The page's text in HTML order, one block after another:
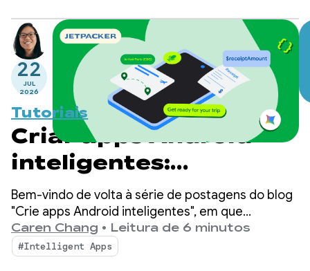
22
JUL
2026
Tutoriais
Criar apps Android
inteligentes:
inferência no
dispositivo
Bem-vindo de volta à série de postagens do blog
"Crie apps Android inteligentes", em que
pegamos um app Android básico e o
transformamos em uma experiência
personalizada, inteligente e com agentes. Na
Caren Chang • Leitura de 6 minutos
#Intelligent Apps